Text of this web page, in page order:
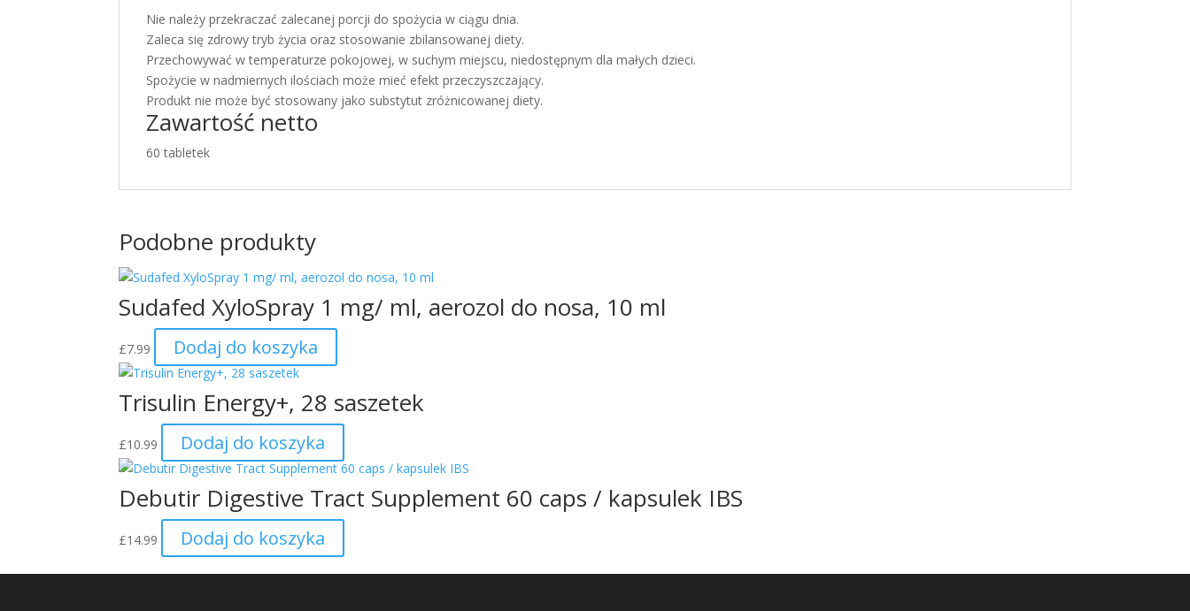
Nie należy przekraczać zalecanej porcji do spożycia w ciągu dnia.
Zaleca się zdrowy tryb życia oraz stosowanie zbilansowanej diety.
Przechowywać w temperaturze pokojowej, w suchym miejscu, niedostępnym dla małych dzieci.
Spożycie w nadmiernych ilościach może mieć efekt przeczyszczający.
Produkt nie może być stosowany jako substytut zróżnicowanej diety.
Zawartość netto
60 tabletek
Podobne produkty
Sudafed XyloSpray 1 mg/ ml, aerozol do nosa, 10 ml
£7.99 Dodaj do koszyka
Trisulin Energy+, 28 saszetek
£10.99 Dodaj do koszyka
Debutir Digestive Tract Supplement 60 caps / kapsulek IBS
£14.99 Dodaj do koszyka